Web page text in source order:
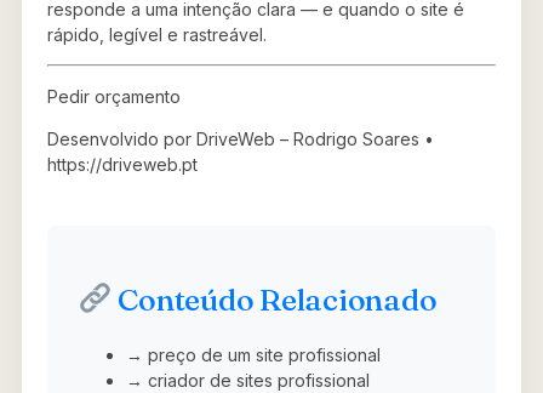
responde a uma intenção clara — e quando o site é
rápido, legível e rastreável.
Pedir orçamento
Desenvolvido por DriveWeb – Rodrigo Soares •
https://driveweb.pt
Conteúdo Relacionado
→ preço de um site profissional
→ criador de sites profissional